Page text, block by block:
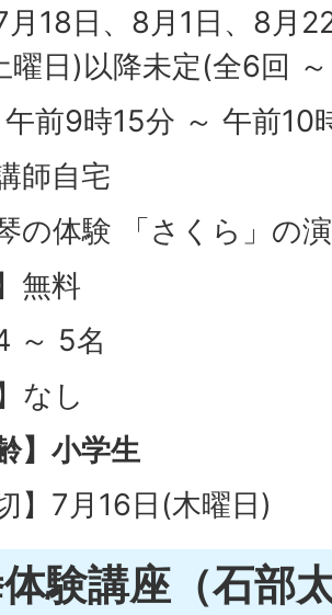
7月18日、8月1日、8月
曜日)以降未定(全6回
15分 ～ 午前10
師自宅
の体験 「さくら」の
無料
～ 5名
なし
】小学生
】7月16日(木曜日)
験講座（石部